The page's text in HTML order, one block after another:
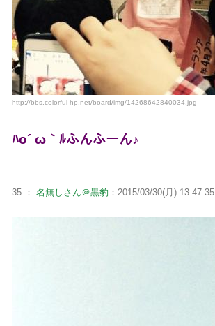
http://bbs.colorful-hp.net/board/img/14268642840034.jpg
ﾊo´ ω｀ﾙふんふーん♪
35 ： 名無しさん＠黒豹 ：2015/03/30(月) 13:47:35